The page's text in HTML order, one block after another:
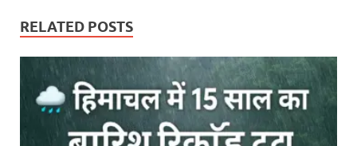
s
A
p
p
b
o
o
k
er
ie
n
dl
y
a
m
Li
n
k
RELATED POSTS